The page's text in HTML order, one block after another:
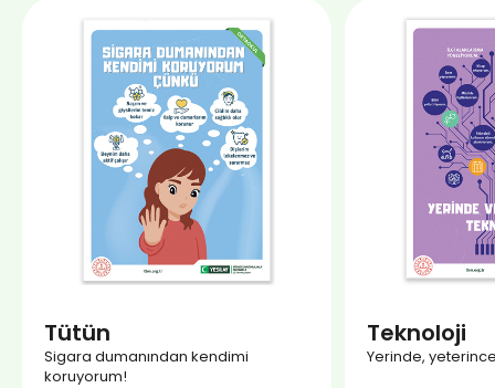
Tütün
Sigara dumanından kendimi
koruyorum!
Teknoloji
Yerinde,